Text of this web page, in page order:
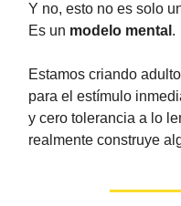
Y no, esto no es solo
Es un modelo mental .
Estamos criando
para el estímulo
y cero tolerancia a lo
realmente construye